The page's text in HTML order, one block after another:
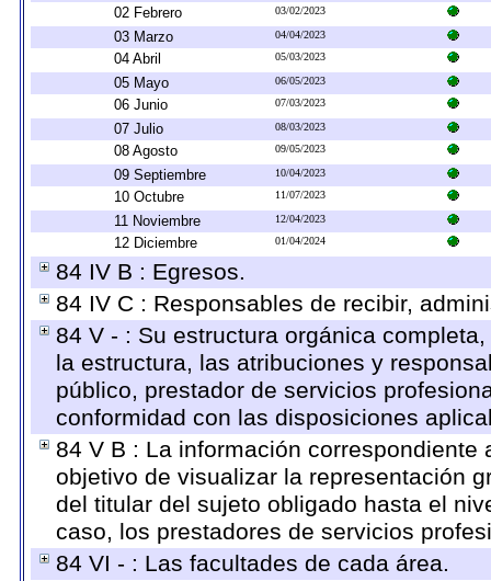
02 Febrero 03/02/2023
03 Marzo 04/04/2023
04 Abril 05/03/2023
05 Mayo 06/05/2023
06 Junio 07/03/2023
07 Julio 08/03/2023
08 Agosto 09/05/2023
09 Septiembre 10/04/2023
10 Octubre 11/07/2023
11 Noviembre 12/04/2023
12 Diciembre 01/04/2024
84 IV B : Egresos.
84 IV C : Responsables de recibir,
84 V - : Su estructura orgánica
la estructura, las atribuciones y
público, prestador de servicios
conformidad con las disposiciones
84 V B : La información
objetivo de visualizar la representación
del titular del sujeto obligado hasta el
caso, los prestadores de servicios
84 VI - : Las facultades de cada área.